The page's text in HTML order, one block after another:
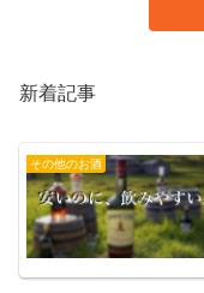
新着記事
その他のお酒